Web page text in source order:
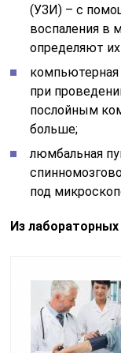
(УЗИ) – с
воспаления в
определяют
при
послойным
больше;
люмбальная
под
Из